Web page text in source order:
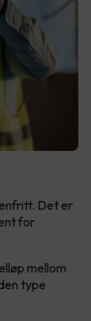
Det er
for
mellom
type